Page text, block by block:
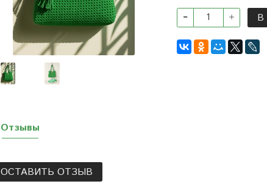
В
Отзывы
ОСТАВИТЬ ОТЗЫВ